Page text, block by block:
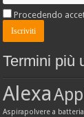
Procedendo
Termini più
Alexa
Aspirapolvere a batteria